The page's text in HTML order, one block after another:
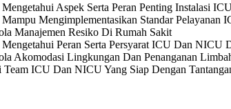
Aspek Serta Peran Penting Instalasi
Mengimplementasikan Standar
Manajemen Resiko Di Rumah Sakit
Peran Serta Persyarat ICU Dan NICU
Akomodasi Lingkungan Dan Penanganan
ICU Dan NICU Yang Siap Dengan